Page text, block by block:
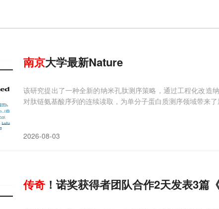
南京大学最新Nature
该研究提出了一种全新的纳米孔肽测序策略，通过工程化改造
对肽链氨基酸序列的连续读取，为单分子蛋白质测序领域带来了
2026-08-03
传奇 ！诺奖获得者团队合作2天发表3篇